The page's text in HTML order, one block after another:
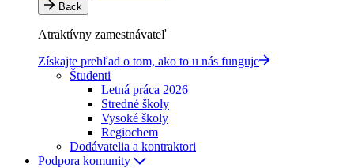
Back
Atraktívny zamestnávateľ
Získajte prehľad o tom, ako to u nás funguje
Študenti
Letná práca 2026
Stredné školy
Vysoké školy
Regiochem
Dodávatelia a kontraktori
Podpora komunity